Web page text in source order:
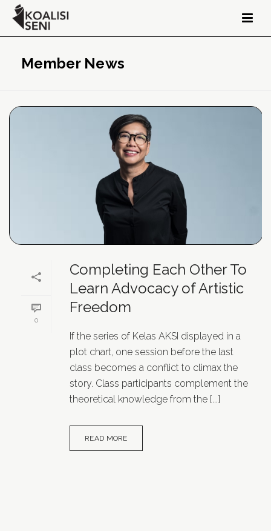
Member News
0
Completing Each Other To
Learn Advocacy of Artistic
Freedom
If the series of Kelas AKSI displayed in a
plot chart, one session before the last
class becomes a conflict to climax the
story. Class participants complement the
theoretical knowledge from the [...]
READ MORE